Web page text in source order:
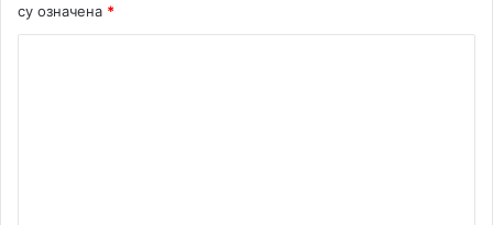
су означена *